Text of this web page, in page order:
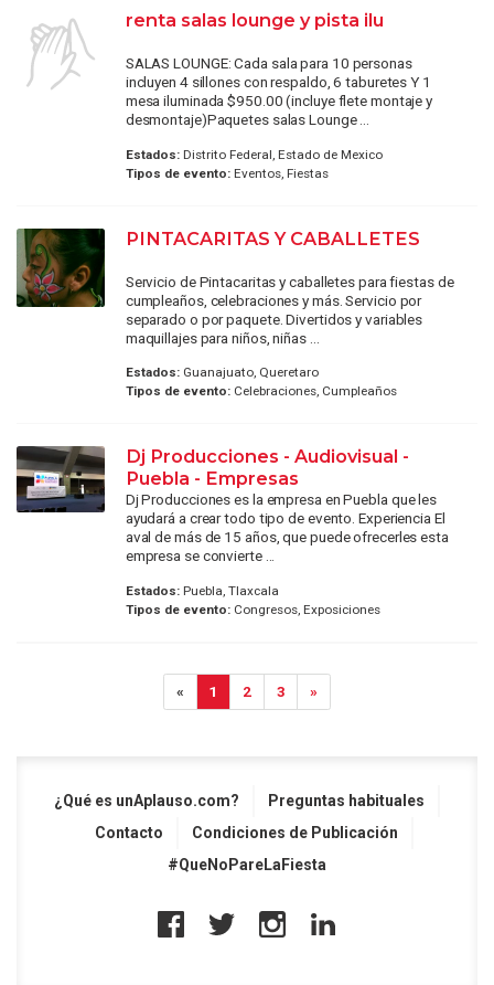
renta salas lounge y pista ilu
SALAS LOUNGE: Cada sala para 10 personas
incluyen 4 sillones con respaldo, 6 taburetes Y 1
mesa iluminada $950.00 (incluye flete montaje y
desmontaje)​ Paquetes salas Lounge ...
Estados:Distrito Federal, Estado de Mexico
Tipos de evento:Eventos, Fiestas
PINTACARITAS Y CABALLETES
Servicio de Pintacaritas y caballetes para fiestas de
cumpleaños, celebraciones y más. Servicio por
separado o por paquete. Divertidos y variables
maquillajes para niños, niñas ...
Estados:Guanajuato, Queretaro
Tipos de evento:Celebraciones, Cumpleaños
Dj Producciones - Audiovisual -
Puebla - Empresas
Dj Producciones es la empresa en Puebla que les
ayudará a crear todo tipo de evento. Experiencia El
aval de más de 15 años, que puede ofrecerles esta
empresa se convierte ...
Estados:Puebla, Tlaxcala
Tipos de evento:Congresos, Exposiciones
« 1 2 3 »
¿Qué es unAplauso.com?
Preguntas habituales
Contacto
Condiciones de Publicación
#QueNoPareLaFiesta